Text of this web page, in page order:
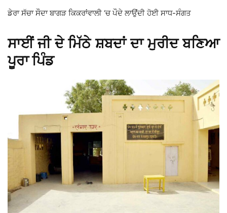
ਡੇਰਾ ਸੱਚਾ ਸੌਦਾ ਬਾਗੜ ਕਿਕਰਾਂਵਾਲੀ ‘ਚ ਪੌਦੇ ਲਾਉਂਦੀ ਹੋਈ ਸਾਧ-ਸੰਗਤ
ਸਾਈਂ ਜੀ ਦੇ ਮਿੱਠੇ ਸ਼ਬਦਾਂ ਦਾ ਮੁਰੀਦ ਬਣਿਆ
ਪੂਰਾ ਪਿੰਡ